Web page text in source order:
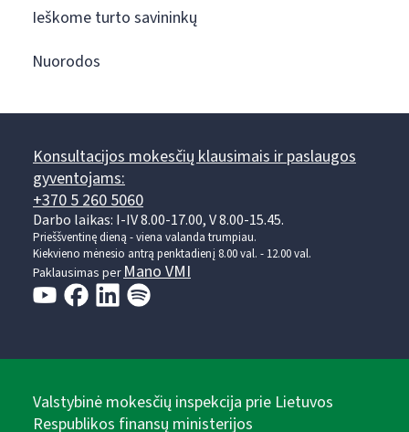
Ieškome turto savininkų
Nuorodos
Konsultacijos mokesčių klausimais ir paslaugos
gyventojams:
+370 5 260 5060
Darbo laikas: I-IV 8.00-17.00, V 8.00-15.45.
Prieššventinę dieną - viena valanda trumpiau.
Kiekvieno mėnesio antrą penktadienį 8.00 val. - 12.00 val.
Paklausimas per Mano VMI
Valstybinė mokesčių inspekcija prie Lietuvos
Respublikos finansų ministerijos